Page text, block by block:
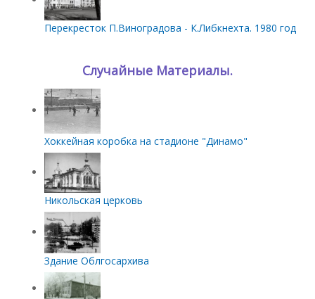
Перекресток П.Виноградова - К.Либкнехта. 1980 год
Случайные Материалы.
Хоккейная коробка на стадионе "Динамо"
Никольская церковь
Здание Облгосархива